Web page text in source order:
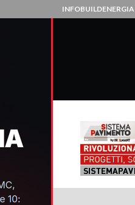
INFOBUILDENERGIA